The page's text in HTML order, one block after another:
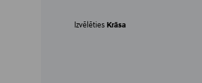
Izvēlēties Krāsa